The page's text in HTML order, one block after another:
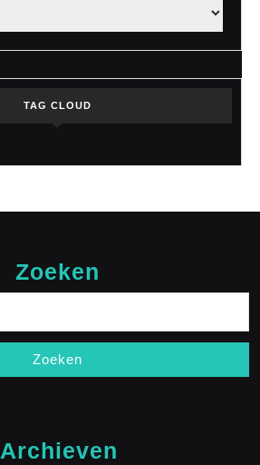
TAG CLOUD
Zoeken
Archieven